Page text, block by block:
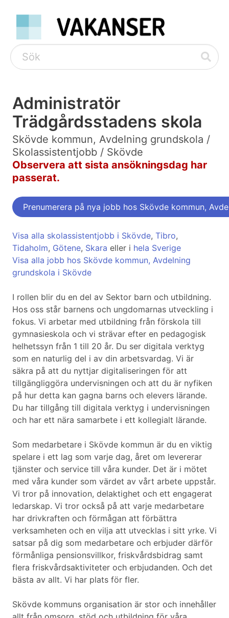
Administratör
Trädgårdsstadens skola
Skövde kommun, Avdelning grundskola /
Skolassistentjobb / Skövde
Observera att sista ansökningsdag har
passerat.
Prenumerera på nya jobb hos Skövde kommun,
Visa alla skolassistentjobb i Skövde, Tibro,
Tidaholm, Götene, Skara eller i hela Sverige
Visa alla jobb hos Skövde kommun, Avdelning
grundskola i Skövde
I rollen blir du en del av Sektor barn och utbildning.
Hos oss står barnens och ungdomarnas utveckling i
fokus. Vi arbetar med utbildning från förskola till
gymnasieskola och vi strävar efter en pedagogisk
helhetssyn från 1 till 20 år. Du ser digitala verktyg
som en naturlig del i av din arbetsvardag. Vi är
säkra på att du nyttjar digitaliseringen för att
tillgängliggöra undervisningen och att du är nyfiken
på hur detta kan gagna barns och elevers lärande.
Du har tillgång till digitala verktyg i undervisningen
och har ett nära samarbete i ett kollegialt lärande.
Som medarbetare i Skövde kommun är du en viktig
spelare i ett lag som varje dag, året om levererar
tjänster och service till våra kunder. Det är i mötet
med våra kunder som värdet av vårt arbete uppstår.
Vi tror på innovation, delaktighet och ett engagerat
ledarskap. Vi tror också på att varje medarbetare
har drivkraften och förmågan att förbättra
verksamheten och en vilja att utvecklas i sitt yrke. Vi
satsar på dig som medarbetare och erbjuder därför
förmånliga pensionsvillkor, friskvårdsbidrag samt
flera friskvårdsaktiviteter och erbjudanden. Och det
bästa av allt. Vi har plats för fler.
Skövde kommuns organisation är stor och innehåller